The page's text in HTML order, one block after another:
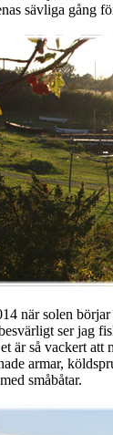
sävliga gång
när solen
ser jag
är så vackert att
armar,
småbåtar.